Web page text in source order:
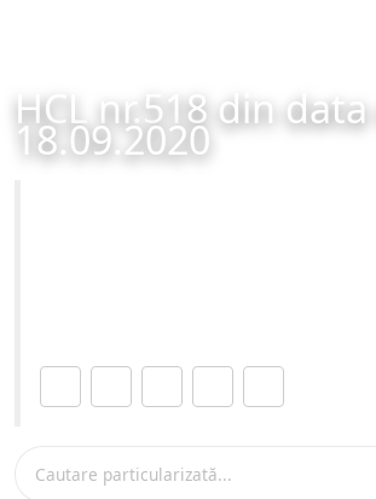
HCL nr.518 din
18.09.2020